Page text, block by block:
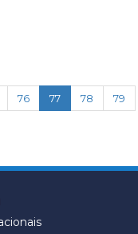
76 77(current)
78
79